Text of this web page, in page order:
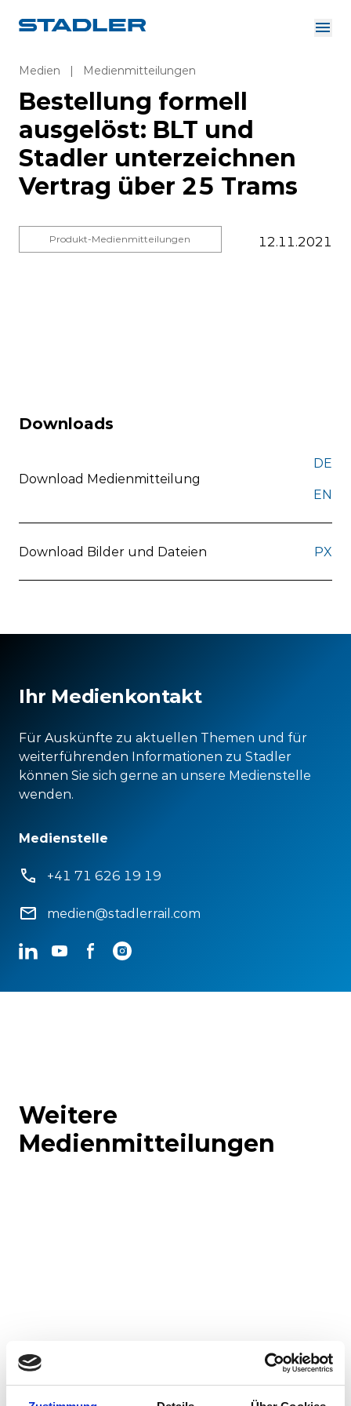
Investor Relations
Zulieferer
Downloads
Deutsch
Über uns
Lösungen
Karriere
InnoTrans
Medien | Medienmitteilungen
Bestellung formell
ausgelöst: BLT und
Stadler unterzeichnen
Vertrag über 25 Trams
Produkt-Medienmitteilungen 12.11.2021
Downloads
Download Medienmitteilung
DE
EN
Download Bilder und Dateien PX
Ihr Medienkontakt
Für Auskünfte zu aktuellen Themen und für
weiterführenden Informationen zu Stadler
können Sie sich gerne an unsere Medienstelle
wenden.
Medienstelle
+41 71 626 19 19
medien@stadlerrail.com
LinkedInYouTubeFacebookInstagram
Weitere
Medienmitteilungen
Corporate-Medienmitteilungen